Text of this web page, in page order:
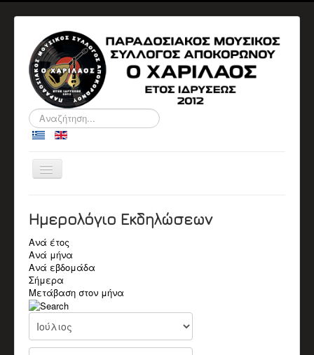
Αναζήτηση...
Εναλλαγή
πλοήγησης
Ο ΣΎΛΛΟΓΟΣ
ΠΛΗΡΟΦΟΡΙΕΣ
ΑΝΑΚΟΙΝΩΣΕΙΣ
ΕΚΔΗΛΏΣΕΙΣ
Αρχείο Εκδηλώσεων
ΒΙΟΓΡΑΦΙΚΆ
Βιογραφικά Μελών
Παλαιοί Μουσικοί
ΒΙΝΤΕΟ
Π.Μ. Σύλλογος Αποκορώνου "Ο Χαρίλαος"
Ημερολόγιο Εκδηλώσεων
Ανά έτος
Ανά μήνα
Ανά εβδομάδα
Σήμερα
Μετάβαση στον μήνα